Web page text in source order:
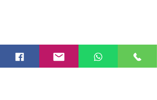
correspondientes del año en
curso. Si requiere consultar una
constancia de años anteriores, le